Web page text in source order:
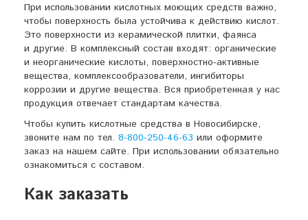
При использовании кислотных моющих средств важно,
чтобы поверхность была устойчива к действию кислот.
Это поверхности из керамической плитки, фаянса
и другие. В комплексный состав входят: органические
и неорганические кислоты, поверхностно-активные
вещества, комплексообразователи, ингибиторы
коррозии и другие вещества. Вся приобретенная у нас
продукция отвечает стандартам качества.
Чтобы купить кислотные средства в Новосибирске,
звоните нам по тел. 8-800-250-46-63 или оформите
заказ на нашем сайте. При использовании обязательно
ознакомиться с составом.
Как заказать